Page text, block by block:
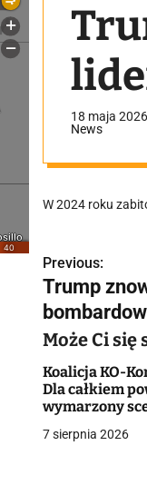
18 maja 2026
News
W 2024 roku
N
a
w
i
g
a
Previous:
Trump
Może Ci się
Koalicja KO-
Dla całkiem
wymarzony
7 sierpnia 2026